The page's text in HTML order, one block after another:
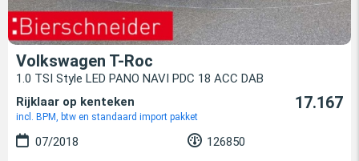
Volkswagen T-Roc
1.0 TSI Style LED PANO NAVI PDC 18 ACC DAB
Rijklaar op kenteken
incl. BPM, btw en standaard import pakket
17.167
07/2018
126850